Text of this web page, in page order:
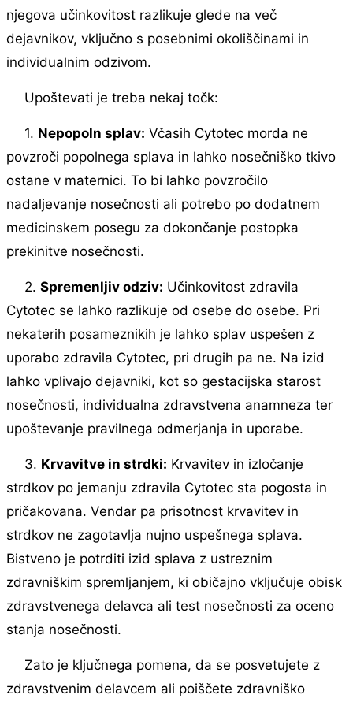
njegova učinkovitost razlikuje glede na več
dejavnikov, vključno s posebnimi okoliščinami in
individualnim odzivom.
Upoštevati je treba nekaj točk:
1. Nepopoln splav: Včasih Cytotec morda ne
povzroči popolnega splava in lahko nosečniško tkivo
ostane v maternici. To bi lahko povzročilo
nadaljevanje nosečnosti ali potrebo po dodatnem
medicinskem posegu za dokončanje postopka
prekinitve nosečnosti.
2. Spremenljiv odziv: Učinkovitost zdravila
Cytotec se lahko razlikuje od osebe do osebe. Pri
nekaterih posameznikih je lahko splav uspešen z
uporabo zdravila Cytotec, pri drugih pa ne. Na izid
lahko vplivajo dejavniki, kot so gestacijska starost
nosečnosti, individualna zdravstvena anamneza ter
upoštevanje pravilnega odmerjanja in uporabe.
3. Krvavitve in strdki: Krvavitev in izločanje
strdkov po jemanju zdravila Cytotec sta pogosta in
pričakovana. Vendar pa prisotnost krvavitev in
strdkov ne zagotavlja nujno uspešnega splava.
Bistveno je potrditi izid splava z ustreznim
zdravniškim spremljanjem, ki običajno vključuje obisk
zdravstvenega delavca ali test nosečnosti za oceno
stanja nosečnosti.
Zato je ključnega pomena, da se posvetujete z
zdravstvenim delavcem ali poiščete zdravniško